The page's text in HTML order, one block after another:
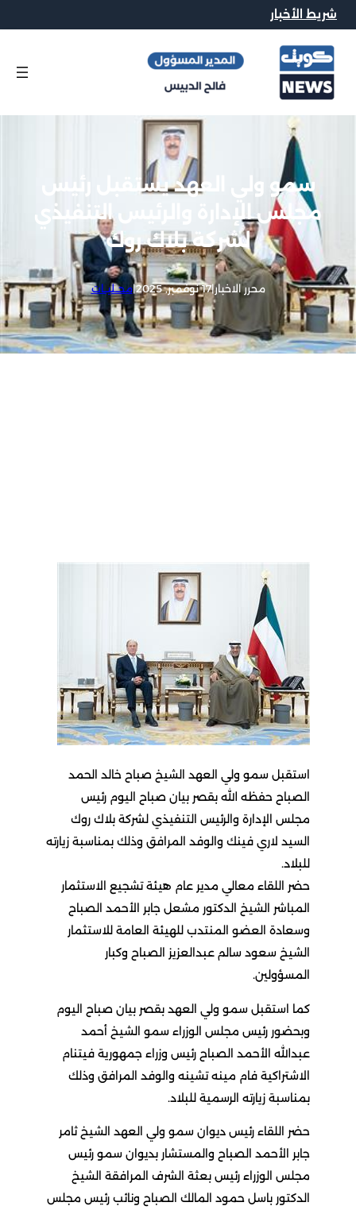
شريط الأخبار
سمو ولي العهد يستقبل رئيس
مجلس الإدارة والرئيس التنفيذي
لشركة بلاك روك
محرر الاخبار|17 نوفمبر, 2025 |محــليــات
استقبل سمو ولي العهد الشيخ صباح خالد الحمد
الصباح حفظه الله بقصر بيان صباح اليوم رئيس
مجلس الإدارة والرئيس التنفيذي لشركة بلاك روك
السيد لاري فينك والوفد المرافق وذلك بمناسبة زيارته
للبلاد.
حضر اللقاء معالي مدير عام هيئة تشجيع الاستثمار
المباشر الشيخ الدكتور مشعل جابر الأحمد الصباح
وسعادة العضو المنتدب للهيئة العامة للاستثمار
الشيخ سعود سالم عبدالعزيز الصباح وكبار
المسؤولين.
كما استقبل سمو ولي العهد بقصر بيان صباح اليوم
وبحضور رئيس مجلس الوزراء سمو الشيخ أحمد
عبدالله الأحمد الصباح رئيس وزراء جمهورية فيتنام
الاشتراكية فام مينه تشينه والوفد المرافق وذلك
بمناسبة زيارته الرسمية للبلاد.
حضر اللقاء رئيس ديوان سمو ولي العهد الشيخ ثامر
جابر الأحمد الصباح والمستشار بديوان سمو رئيس
مجلس الوزراء رئيس بعثة الشرف المرافقة الشيخ
الدكتور باسل حمود المالك الصباح ونائب رئيس مجلس